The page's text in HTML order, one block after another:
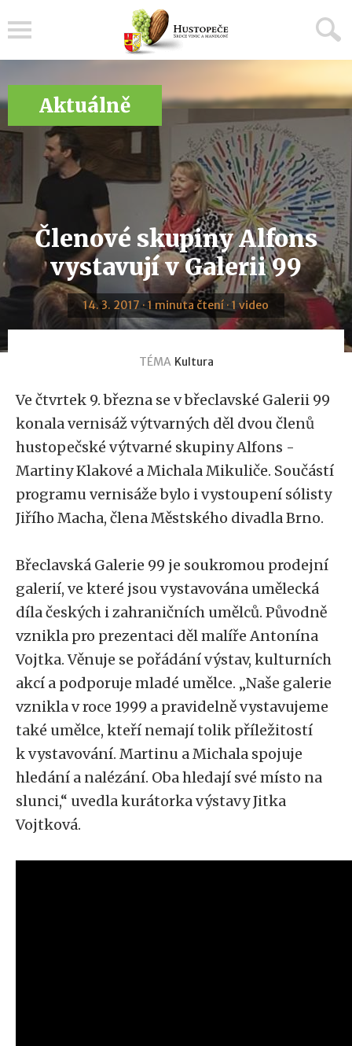
Aktuálně
Členové skupiny Alfons
vystavují v Galerii 99
14. 3. 2017 · 1 minuta čtení · 1 video
TÉMA Kultura
Ve čtvrtek 9. března se v břeclavské Galerii 99
konala vernisáž výtvarných děl dvou členů
hustopečské výtvarné skupiny Alfons -
Martiny Klakové a Michala Mikuliče. Součástí
programu vernisáže bylo i vystoupení sólisty
Jiřího Macha, člena Městského divadla Brno.
Břeclavská Galerie 99 je soukromou prodejní
galerií, ve které jsou vystavována umělecká
díla českých i zahraničních umělců. Původně
vznikla pro prezentaci děl malíře Antonína
Vojtka. Věnuje se pořádání výstav, kulturních
akcí a podporuje mladé umělce. „Naše galerie
vznikla v roce 1999 a pravidelně vystavujeme
také umělce, kteří nemají tolik příležitostí
k vystavování. Martinu a Michala spojuje
hledání a nalézání. Oba hledají své místo na
slunci,“ uvedla kurátorka výstavy Jitka
Vojtková.